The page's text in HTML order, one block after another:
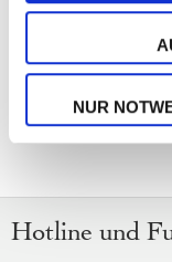
NUR
Hotline und